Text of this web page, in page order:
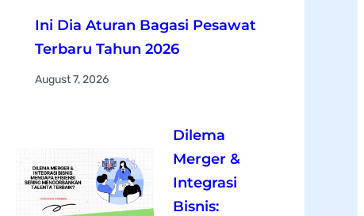
Ini Dia Aturan Bagasi Pesawat
Terbaru Tahun 2026
August 7, 2026
Dilema
Merger &
Integrasi
Bisnis: